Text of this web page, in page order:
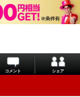
コメント シェア